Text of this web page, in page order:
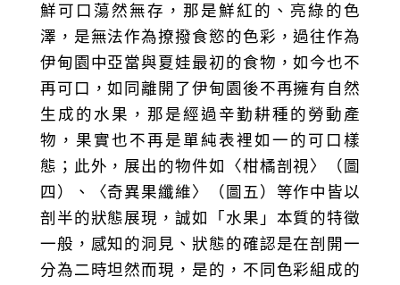
鮮可口蕩然無存，那是鮮紅的、亮綠的色
澤，是無法作為撩撥食慾的色彩，過往作為
伊甸園中亞當與夏娃最初的食物，如今也不
再可口，如同離開了伊甸園後不再擁有自然
生成的水果，那是經過辛勤耕種的勞動產
物，果實也不再是單純表裡如一的可口樣
態；此外，展出的物件如〈柑橘剖視〉（圖
四）、〈奇異果纖維〉（圖五）等作中皆以
剖半的狀態展現，誠如「水果」本質的特徵
一般，感知的洞見、狀態的確認是在剖開一
分為二時坦然而現，是的，不同色彩組成的